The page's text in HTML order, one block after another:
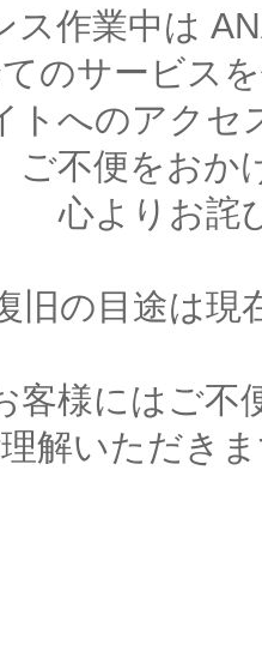
ス作業中は
のサービス
トへのアクセ
ご不便をおか
心よりお詫
旧の目途は現
客様にはご不
解いただき